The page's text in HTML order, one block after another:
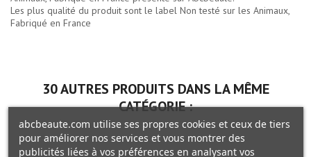
Les plus qualité du produit sont le label Non testé sur les Animaux,
Fabriqué en France
30 AUTRES PRODUITS DANS LA MÊME
CATÉGORIE :
abcbeaute.com utilise ses propres cookies et ceux de tiers
pour améliorer nos services et vous montrer des
publicités liées à vos préférences en analysant vos